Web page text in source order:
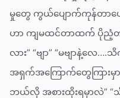
မှုတွေ ကွယ်ပျောက်ကုန်တာပေ
ဟာ ကျမထင်တာထက် ပို
လား” “ဗျာ” “မဗျာနဲ့လေ
အရှက်အကြောက်တွေကြားမှ
ဘယ်လို အစားထိုးရမှာလဲ”